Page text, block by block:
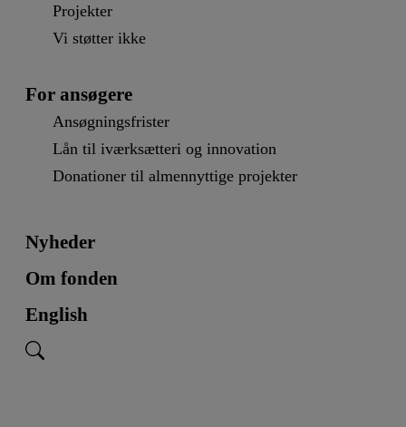
Projekter
Vi støtter ikke
For ansøgere
Ansøgningsfrister
Lån til iværksætteri og innovation
Donationer til almennyttige projekter
Nyheder
Om fonden
English